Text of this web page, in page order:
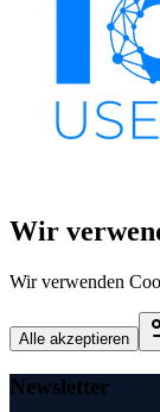
Wir
Wir verwenden
Alle akzeptieren
Newsletter